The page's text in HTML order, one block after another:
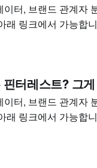
터, 브랜드 관계자
링크에서 가능합
디깅 클럽 월 멤버십
터레스트? 그게
터, 브랜드 관계자
링크에서 가능합
디깅 클럽 월 멤버십